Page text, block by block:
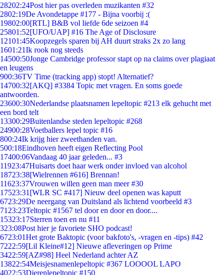
28202:24Post hier pas overleden muzikanten #32
2802:19De Avondetappe #177 - Bijna voorbij :(
19802:00[RTL] B&B vol liefde 6de seizoen #4
25801:52[UFO/UAP] #16 The Age of Disclosure
12101:45Koopzegels sparen bij AH duurt straks 2x zo lang
1601:21Ik rook nog steeds
14500:50Jonge Cambridge professor stapt op na claims over plagiaat
en leugens
900:36TV Time (tracking app) stopt! Alternatief?
14700:32[AKQ] #3384 Topic met vragen. En soms goede
antwoorden.
23600:30Nederlandse plaatsnamen lepeltopic #213 elk gehucht met
een bord telt
13300:29Buitenlandse steden lepeltopic #268
24900:28Voetballers lepel topic #16
800:24Ik krijg hier zweethanden van.
500:18Eindhoven heeft eigen Reflecting Pool
17400:06Vandaag 40 jaar geleden... #3
11923:47Huisarts doet haar werk onder invloed van alcohol
18723:38[Wielrennen #616] Brennan!
11623:37Vrouwen willen geen man meer #30
17523:31 [WLR SC #417] Nieuw deel openen was kaputt
6723:29De neergang van Duitsland als lichtend voorbeeld #3
71 23:23Teltopic #1567 tel door en door en door....
15323:17Sterren toen en nu #11
323:08Post hier je favoriete SHO podcast!
6723:01Het grote Baktopic (voor bakfoto's, -vragen en -tips) #42
7222:59[Lil Kleine#12] Nieuwe afleveringen op Prime
3422:59[AZ#98] Heel Nederland achter AZ
13822:54Meisjesnamenlepeltopic #367 LOOOOL LAPO
4022:53Dierenlepeltopic #150